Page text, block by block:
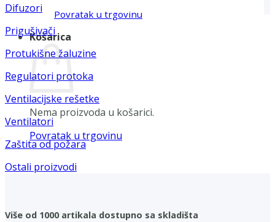
Povratak u trgovinu
Košarica
Nema proizvoda u košarici.
Povratak u trgovinu
Difuzori
Prigušivači
Protukišne žaluzine
Regulatori protoka
Ventilacijske rešetke
Ventilatori
Zaštita od požara
Ostali proizvodi
Više od 1000 artikala dostupno sa skladišta